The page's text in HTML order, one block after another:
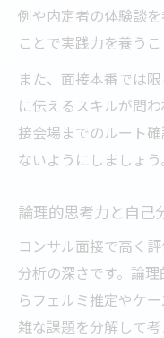
例や内定者の体験談
ことで実践力を養うこ
また、面接本番では
に伝えるスキルが問
接会場までのルート
ないようにしましょう
論理的思考力と自己
コンサル面接で高く
分析の深さです。論
らフェルミ推定やケ
雑な課題を分解して考